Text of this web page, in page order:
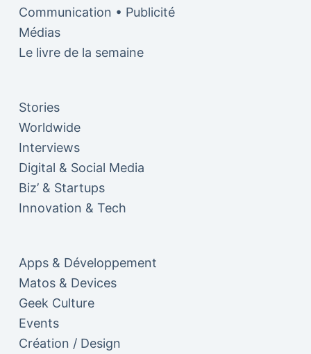
Communication • Publicité
Médias
Le livre de la semaine
Stories
Worldwide
Interviews
Digital & Social Media
Biz’ & Startups
Innovation & Tech
Apps & Développement
Matos & Devices
Geek Culture
Events
Création / Design